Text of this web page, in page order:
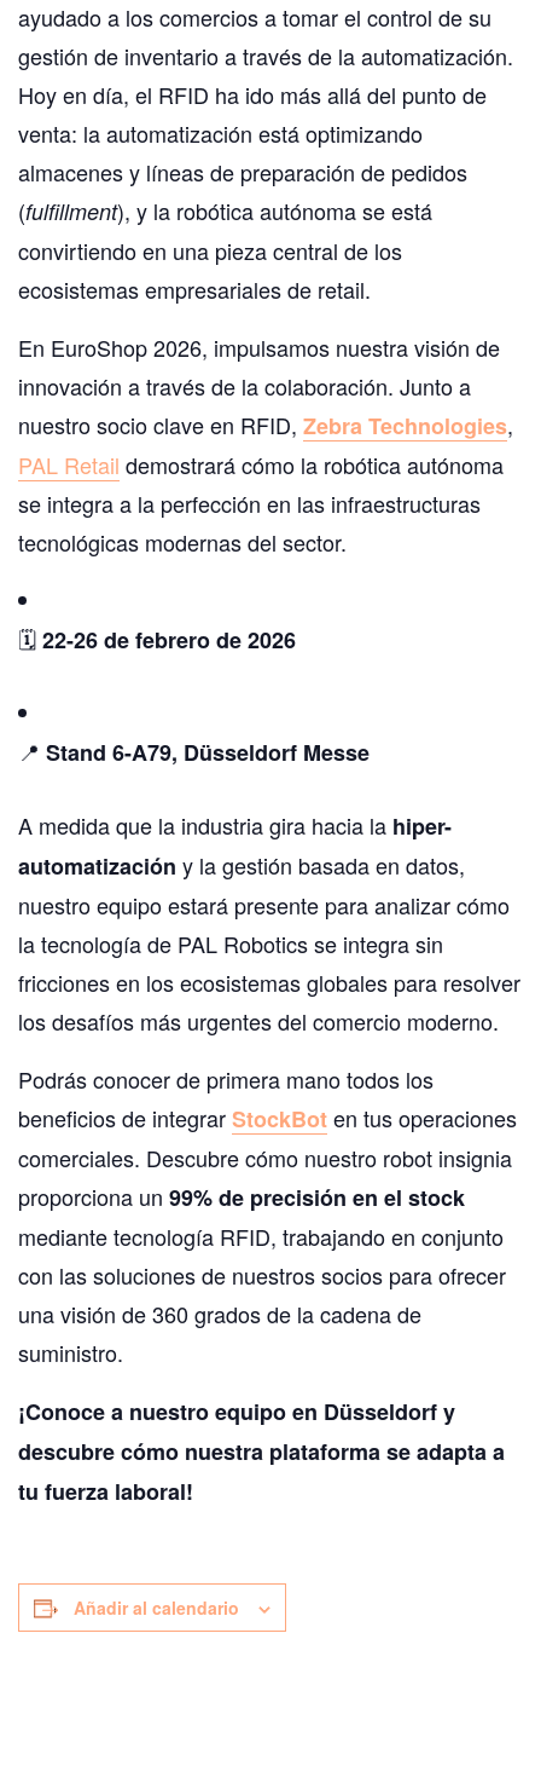
ayudado a los comercios a tomar el control de su
gestión de inventario a través de la automatización.
Hoy en día, el RFID ha ido más allá del punto de
venta: la automatización está optimizando
almacenes y líneas de preparación de pedidos
(fulfillment), y la robótica autónoma se está
convirtiendo en una pieza central de los
ecosistemas empresariales de retail.
En EuroShop 2026, impulsamos nuestra visión de
innovación a través de la colaboración. Junto a
nuestro socio clave en RFID, Zebra Technologies,
PAL Retail demostrará cómo la robótica autónoma
se integra a la perfección en las infraestructuras
tecnológicas modernas del sector.
🗓️22-26 de febrero de 2026
📍 Stand 6-A79, Düsseldorf Messe
A medida que la industria gira hacia la hiper-
automatización y la gestión basada en datos,
nuestro equipo estará presente para analizar cómo
la tecnología de PAL Robotics se integra sin
fricciones en los ecosistemas globales para resolver
los desafíos más urgentes del comercio moderno.
Podrás conocer de primera mano todos los
beneficios de integrarStockBoten tus operaciones
comerciales. Descubre cómo nuestro robot insignia
proporciona un 99% de precisión en el stock
mediante tecnología RFID, trabajando en conjunto
con las soluciones de nuestros socios para ofrecer
una visión de 360 grados de la cadena de
suministro.
¡Conoce a nuestro equipo en Düsseldorf y
descubre cómo nuestra plataforma se adapta a
tu fuerza laboral!
Añadir al calendario